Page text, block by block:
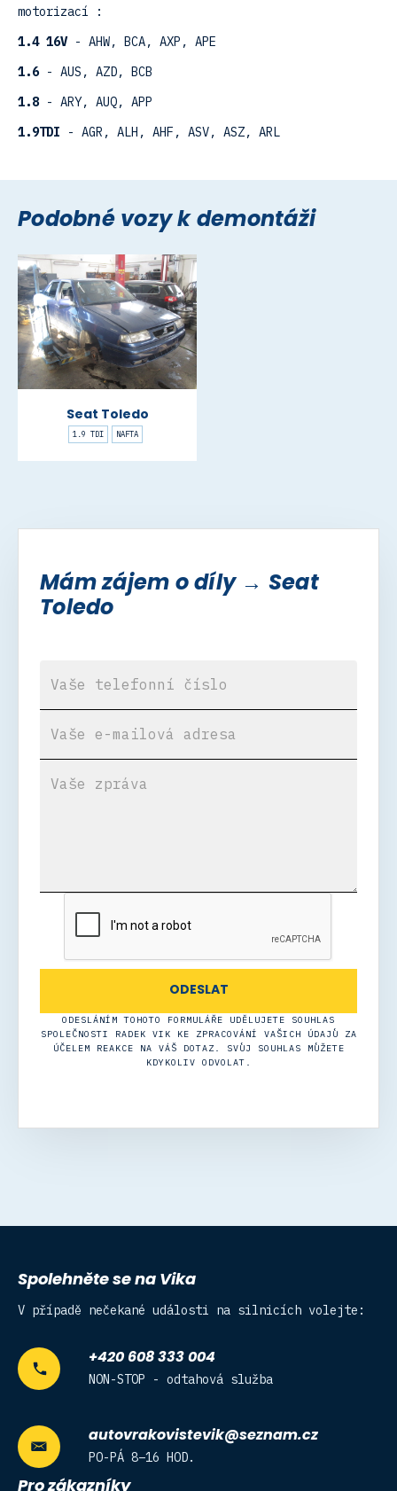
motorizací :
1.4 16V- AHW, BCA, AXP, APE
1.6- AUS, AZD, BCB
1.8 - ARY, AUQ, APP
1.9TDI - AGR, ALH, AHF, ASV, ASZ, ARL
Podobné vozy k demontáži
Seat Toledo
1.9 TDI NAFTA
Mám zájem o díly → Seat
Toledo
ODESLÁNÍM TOHOTO FORMULÁŘE UDĚLUJETE SOUHLAS
SPOLEČNOSTI RADEK VIK KE ZPRACOVÁNÍ VAŠICH ÚDAJŮ ZA
ÚČELEM REAKCE NA VÁŠ DOTAZ. SVŮJ SOUHLAS MŮŽETE
KDYKOLIV ODVOLAT.
Spolehněte se na Vika
V případě nečekané události na silnicích volejte:
+420 608 333 004
NON-STOP - odtahová služba
autovrakovistevik@seznam.cz
PO-PÁ 8–16 HOD.
Pro zákazníky